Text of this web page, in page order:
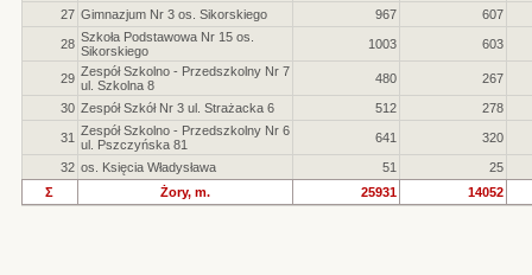
27 Gimnazjum Nr 3 os. Sikorskiego 967 607
28 Szkoła Podstawowa Nr 15 os.
Sikorskiego
1003 603
29 Zespół Szkolno - Przedszkolny Nr 7
ul. Szkolna 8
480 267
30 Zespół Szkół Nr 3 ul. Strażacka 6 512 278
31 Zespół Szkolno - Przedszkolny Nr 6
ul. Pszczyńska 81
641 320
32 os. Księcia Władysława 51
25
Σ
Żory, m. 25931 14052